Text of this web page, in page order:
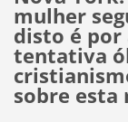
mulher
disto é por
tentativa
sobre esta